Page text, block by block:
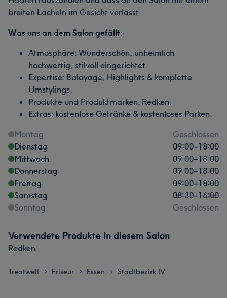
breiten Lächeln im Gesicht verlässt
Was uns an dem Salon gefällt:
Atmosphäre: Wunderschön, unheimlich
hochwertig, stilvoll eingerichtet.
Expertise: Balayage, Highlights & komplette
Umstylings.
Produkte und Produktmarken: Redken.
Extras: kostenlose Getränke & kostenloses Parken.
Montag
Geschlossen
Dienstag
09:00–18:00
Mittwoch
09:00–18:00
Donnerstag
09:00–18:00
Freitag
09:00–18:00
Samstag
08:30–16:00
Sonntag
Geschlossen
Verwendete Produkte in diesem Salon
Redken
Treatwell > Friseur > Essen > Stadtbezirk IV